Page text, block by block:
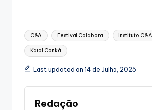
Tags:
C&A Festival Colabora Instituto C&A
Karol Conká
Last updated on 14 de Julho, 2025
Redação